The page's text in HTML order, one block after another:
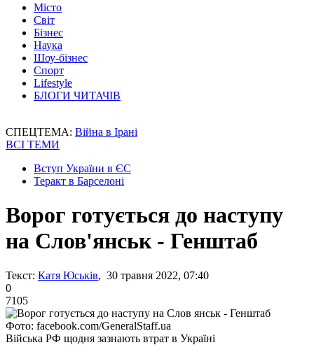
Місто
Світ
Бізнес
Наука
Шоу-бізнес
Спорт
Lifestyle
БЛОГИ ЧИТАЧІВ
СПЕЦТЕМА: Війна в Ірані
ВСІ ТЕМИ
Вступ України в ЄС
Теракт в Барселоні
Ворог готується до наступу
на Слов'янськ - Генштаб
Текст: Катя Юськів, 30 травня 2022, 07:40
0
7105
Фото: facebook.com/GeneralStaff.ua
Війська РФ щодня зазнають втрат в Україні